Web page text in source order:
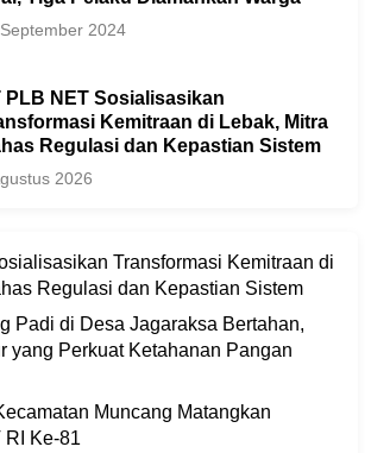
2024
PLB NET Sosialisasikan
Kemitraan di Lebak, Mitra
Regulasi dan Kepastian Sistem
2026
Transformasi Kemitraan di
Regulasi dan Kepastian Sistem
Padi di Desa Jagaraksa Bertahan,
yang Perkuat Ketahanan Pangan
Muncang Matangkan
RI Ke-81